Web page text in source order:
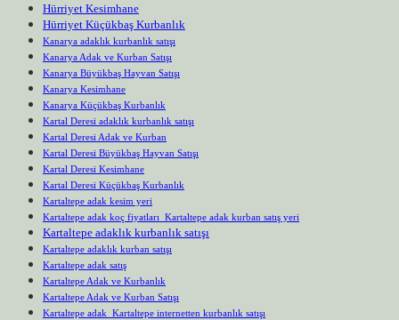
Hürriyet Kesimhane
Hürriyet Küçükbaş Kurbanlık
Kanarya adaklık kurbanlık satışı
Kanarya Adak ve Kurban Satışı
Kanarya Büyükbaş Hayvan Satışı
Kanarya Kesimhane
Kanarya Küçükbaş Kurbanlık
Kartal Deresi adaklık kurbanlık satışı
Kartal Deresi Adak ve Kurban
Kartal Deresi Büyükbaş Hayvan Satışı
Kartal Deresi Kesimhane
Kartal Deresi Küçükbaş Kurbanlık
Kartaltepe adak kesim yeri
Kartaltepe adak koç fiyatları Kartaltepe adak kurban satış yeri
Kartaltepe adaklık kurbanlık satışı
Kartaltepe adaklık kurban satışı
Kartaltepe adak satış
Kartaltepe Adak ve Kurbanlık
Kartaltepe Adak ve Kurban Satışı
Kartaltepe adak Kartaltepe internetten kurbanlık satışı